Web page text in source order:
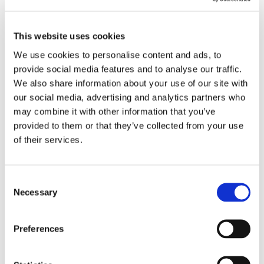
This website uses cookies
We use cookies to personalise content and ads, to
provide social media features and to analyse our traffic.
We also share information about your use of our site with
our social media, advertising and analytics partners who
may combine it with other information that you’ve
provided to them or that they’ve collected from your use
of their services.
Selection
Necessary
Preferences
News.